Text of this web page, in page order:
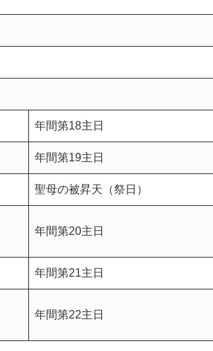
年間第18主日
年間第19主日
聖母の被昇天（祭日）
年間第20主日
年間第21主日
年間第22主日